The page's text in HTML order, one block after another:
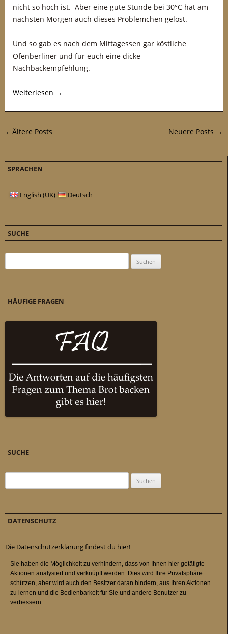
nicht so hoch ist. Aber eine gute Stunde bei 30°C hat am
nächsten Morgen auch dieses Problemchen gelöst.
Und so gab es nach dem Mittagessen gar köstliche
Ofenberliner und für euch eine dicke
Nachbackempfehlung.
Weiterlesen →
Post-Navigation
←Ältere Posts Neuere Posts →
SPRACHEN
English (UK) Deutsch
SUCHE
HÄUFIGE FRAGEN
SUCHE
DATENSCHUTZ
Die Datenschutzerklärung findest du hier!